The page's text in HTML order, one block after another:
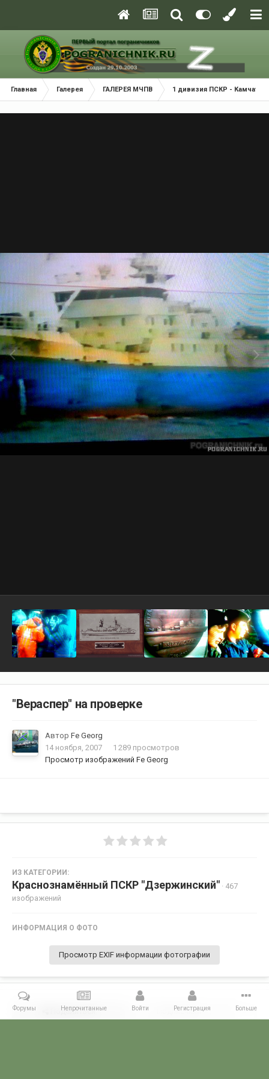
Главная Галерея ГАЛЕРЕЯ МЧПВ 1 дивизия ПСКР - Камчатка
"Вераспер" на проверке
Автор Fe Georg
14 ноября, 2007
1 289 просмотров
Просмотр изображений Fe Georg
ИЗ КАТЕГОРИИ:
Краснознамённый ПСКР "Дзержинский" · 467
изображений
ИНФОРМАЦИЯ О ФОТО
Просмотр EXIF информации фотографии
Поделиться Подписчики 0
Форумы Непрочитанные Войти Регистрация Больше